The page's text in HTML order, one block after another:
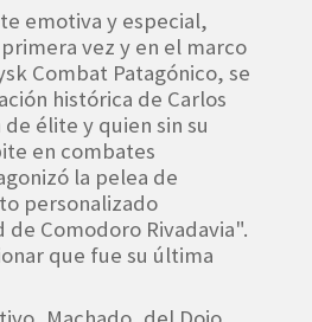
emotiva y especial,
vez y en el marco
Combat Patagónico, se
histórica de Carlos
élite y quien sin su
en combates
la pelea de
personalizado
Comodoro Rivadavia".
que fue su última